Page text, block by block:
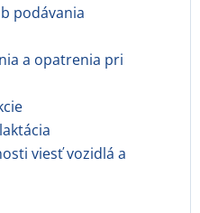
podávania
a opatrenia pri
viesť vozidlá a